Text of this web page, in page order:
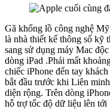
Gã khổng lồ công nghệ
là nhà thiết kế thông số kỹ
sang sử dụng máy Mac
dòng iPad .Phải mất
chiếc iPhone đến tay
bắt đầu trước khi Liên
diện rộng. Trên dòng
hỗ trợ tốc độ dữ liệu lên tới